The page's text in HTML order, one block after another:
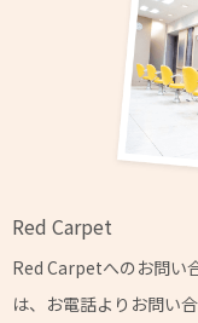
Red Carpet
Red Carpetへの お問い
は、 お電話よりお問い